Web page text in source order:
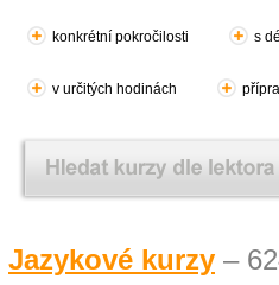
konkrétní pokročilosti s
v určitých hodinách
Jazykové kurzy –